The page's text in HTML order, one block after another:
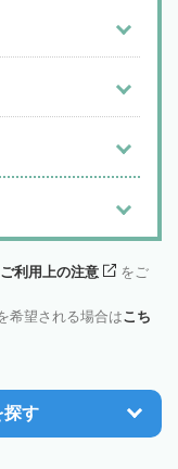
利用上の注意
をご
希望される場合はこち
探す